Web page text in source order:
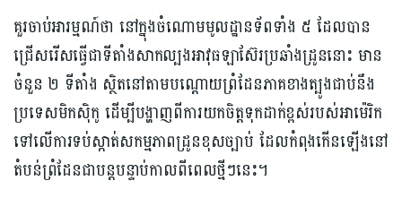
គួរចាប់អារម្មណ៍ថា​ នៅក្នុងចំណោមមូលដ្ឋានទ័ពទាំង ៥ ដែលបាន
ជ្រើសរើសធ្វើជាទីតាំងសាកល្បងអាវុធឡាស៊ែរប្រឆាំងដ្រូននោះ មាន
ចំនួន ២ ទីតាំង ស្ថិតនៅតាមបណ្តោយព្រំដែន​ភាគ​ខាងត្បូងជាប់នឹង
ប្រទេសមិកស៊ិកូ ដើម្បីបង្ហាញពីការយកចិត្តទុកដាក់ខ្ពស់របស់អាម៉េរិក
ទៅលើការទប់ស្កាត់សកម្មភាពដ្រូនខុសច្បាប់ ដែលកំពុងកើនឡើងនៅ
តំបន់ព្រំដែនជាបន្តបន្ទាប់កាលពីពេលថ្មីៗនេះ។